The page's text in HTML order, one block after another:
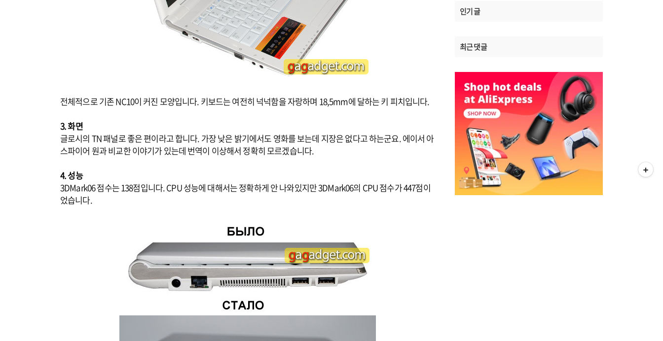
인기 글
최근 댓글
전체적으로 기존 NC10이 커진 모양입니다. 키보드는 여전히 넉넉함을 자랑하며 18,5mm에 달하는 키 피치입니다.
3. 화면
글로시의 TN 패널로 좋은 편이라고 합니다. 가장 낮은 밝기에서도 영화를 보는데 지장은 없다고 하는군요. 에이서 아
스파이어 원과 비교한 이야기가 있는데 번역이 이상해서 정확히 모르겠습니다.
4. 성능
3DMark06 점수는 138점입니다. CPU 성능에 대해서는 정확하게 안 나와있지만 3DMark06의 CPU 점수가 447점이
었습니다.